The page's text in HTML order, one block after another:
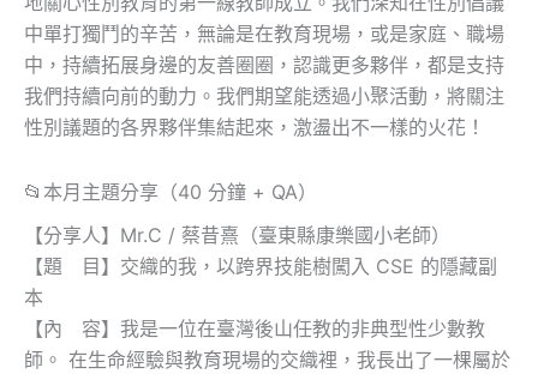
中單打獨鬥的辛苦，無論是在教育現場，或是家庭、職場
中，持續拓展身邊的友善圈圈，認識更多夥伴，都是支持
我們持續向前的動力。我們期望能透過小聚活動，將關注
性別議題的各界夥伴集結起來，激盪出不一樣的火花！
📂本月主題分享（40 分鐘 + QA）
【分享人】Mr.C / 蔡昔熹（臺東縣康樂國小老師）
【題 目】交織的我，以跨界技能樹闖入 CSE 的隱藏副
本
【內 容】我是一位在臺灣後山任教的非典型性少數教
師。 在生命經驗與教育現場的交織裡，我長出了一棵屬於